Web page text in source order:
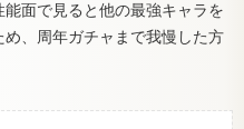
面で見ると他の最強キャラを
、周年ガチャまで我慢した方